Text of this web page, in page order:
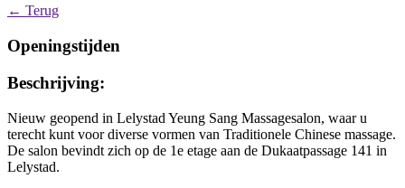
← Terug
Openingstijden
Beschrijving:
Nieuw geopend in Lelystad Yeung Sang Massagesalon, waar u
terecht kunt voor diverse vormen van Traditionele Chinese massage.
De salon bevindt zich op de 1e etage aan de Dukaatpassage 141 in
Lelystad.